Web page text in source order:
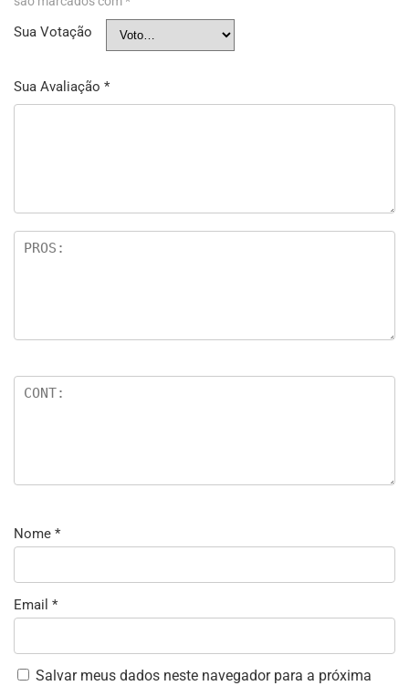
Sua Votação
Sua Avaliação *
Nome *
Email *
Salvar meus dados neste navegador para a próxima